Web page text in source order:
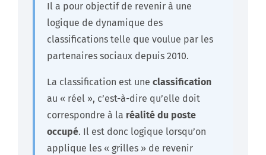
Il a pour objectif de revenir à une
logique de dynamique des
classifications telle que voulue par les
partenaires sociaux depuis 2010.
La classification est une classification
au « réel », c’est-à-dire qu’elle doit
correspondre à la réalité du poste
occupé. Il est donc logique lorsqu’on
applique les « grilles » de revenir